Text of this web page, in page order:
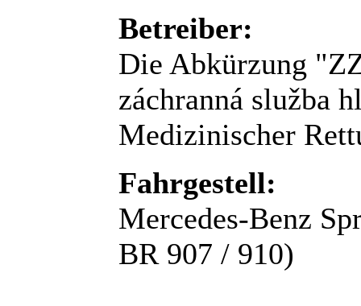
Betreiber:
Die Abkürzung
záchranná služba
Medizinischer
Fahrgestell:
Mercedes-Benz
BR 907 / 910)